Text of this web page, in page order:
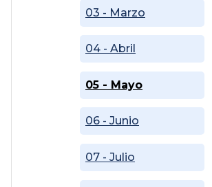
03 - Marzo
04 - Abril
05 - Mayo
06 - Junio
07 - Julio